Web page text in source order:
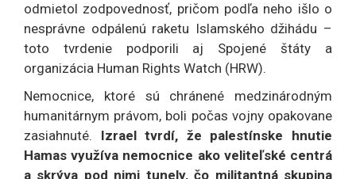
odmietol zodpovednosť, pričom podľa neho išlo o
nesprávne odpálenú raketu Islamského džihádu –
toto tvrdenie podporili aj Spojené štáty a
organizácia Human Rights Watch (HRW).
Nemocnice, ktoré sú chránené medzinárodným
humanitárnym právom, boli počas vojny opakovane
zasiahnuté. Izrael tvrdí, že palestínske hnutie
Hamas využíva nemocnice ako veliteľské centrá
a skrýva pod nimi tunely, čo militantná skupina